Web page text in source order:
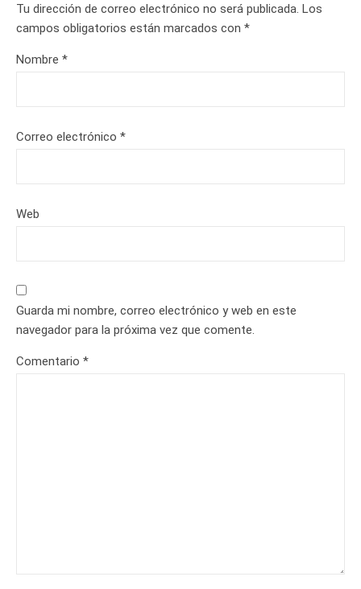
Tu dirección de correo electrónico no será publicada. Los
campos obligatorios están marcados con *
Nombre *
Correo electrónico *
Web
Guarda mi nombre, correo electrónico y web en este
navegador para la próxima vez que comente.
Comentario *